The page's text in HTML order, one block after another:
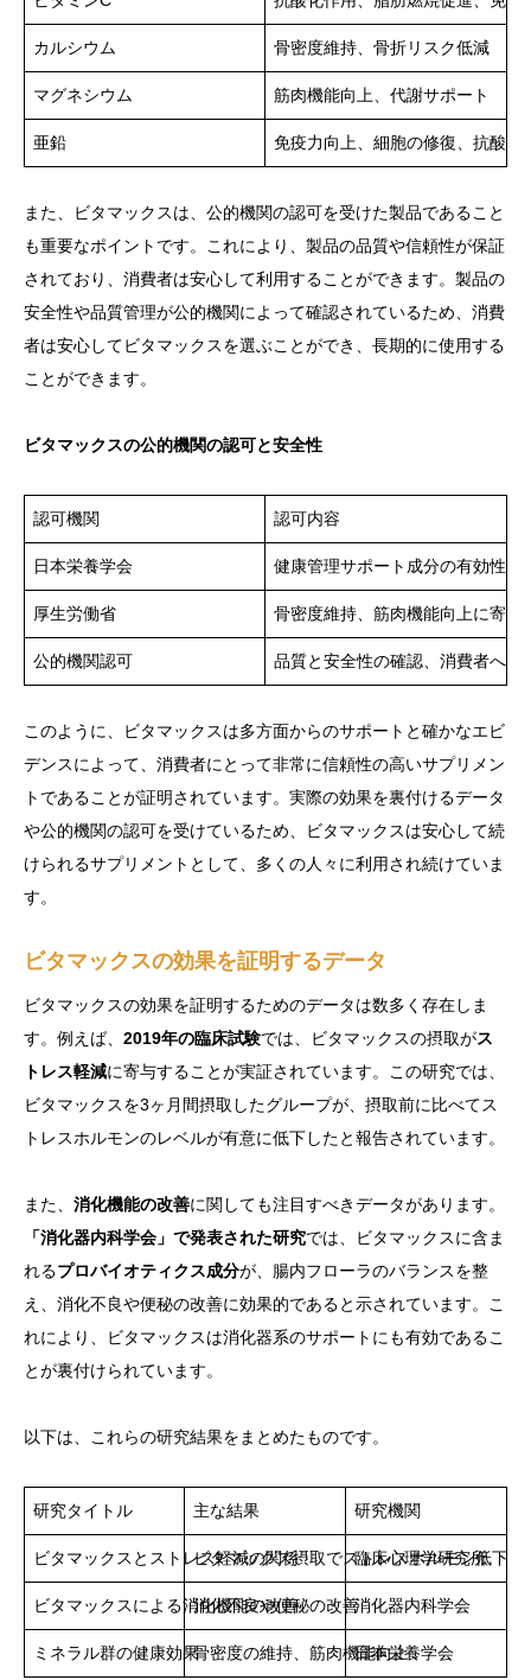
カルシウム 骨密度維持、骨折リスク低減
マグネシウム 筋肉機能向上、代謝サポート
亜鉛 免疫力向上、細胞の修復、抗酸化
また、ビタマックスは、公的機関の認可を受けた製品であること
も重要なポイントです。これにより、製品の品質や信頼性が保証
されており、消費者は安心して利用することができます。製品の
安全性や品質管理が公的機関によって確認されているため、消費
者は安心してビタマックスを選ぶことができ、長期的に使用する
ことができます。
ビタマックスの公的機関の認可と安全性
認可機関 認可内容
日本栄養学会 健康管理サポート成分の有効性確
厚生労働省 骨密度維持、筋肉機能向上に寄与
公的機関認可 品質と安全性の確認、消費者への
このように、ビタマックスは多方面からのサポートと確かなエビ
デンスによって、消費者にとって非常に信頼性の高いサプリメン
トであることが証明されています。実際の効果を裏付けるデータ
や公的機関の認可を受けているため、ビタマックスは安心して続
けられるサプリメントとして、多くの人々に利用され続けていま
す。
ビタマックスの効果を証明するデータ
ビタマックスの効果を証明するためのデータは数多く存在しま
す。例えば、 2019年の臨床試験では、ビタマックスの摂取がス
トレス軽減に寄与することが実証されています。この研究では、
ビタマックスを3ヶ月間摂取したグループが、摂取前に比べてス
トレスホルモンのレベルが有意に低下したと報告されています。
また、 消化機能の改善に関しても注目すべきデータがあります。
「消化器内科学会」で発表された研究では、ビタマックスに含ま
れるプロバイオティクス成分が、腸内フローラのバランスを整
え、消化不良や便秘の改善に効果的であると示されています。こ
れにより、ビタマックスは消化器系のサポートにも有効であるこ
とが裏付けられています。
以下は、これらの研究結果をまとめたものです。
研究タイトル 主な結果 研究機関
ビタマックスとストレス軽減の関係ビタマックス摂取でストレスホルモン低下
臨床心理学研究所
ビタマックスによる消化機能の改善
消化不良や便秘の改善消化器内科学会
ミネラル群の健康効果骨密度の維持、筋肉機能向上
日本栄養学会